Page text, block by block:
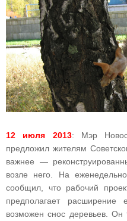
12 июля 2013: Мэр
предложил жителям
важнее —
возле него. На
сообщил, что рабочий
предполагает
возможен снос деревьев. Он